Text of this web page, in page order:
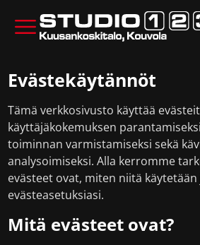
Evästekäytännöt
Tämä verkkosivusto käyttää
käyttäjäkokemuksen
toiminnan varmistamiseksi sekä
analysoimiseksi. Alla kerromme
evästeet ovat, miten niitä
evästeasetuksiasi.
Mitä evästeet ovat?